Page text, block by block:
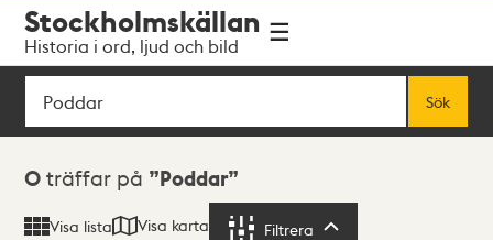
navigationen
huvudinnehållet
Stockholmskällan
Historia i ord, ljud och bild
Sök
Sök
Sökresultat
0 träffar på Poddar
Visa lista Visa karta Filtrera